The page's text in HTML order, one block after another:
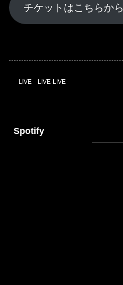
チケットはこちらから
LIVE LIVE-LIVE
Spotify